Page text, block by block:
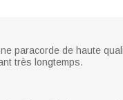
paracorde de haute
très longtemps.